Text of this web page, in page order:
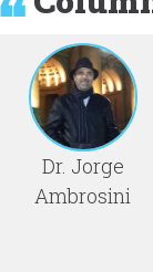
Dr. Jorge
Ambrosini